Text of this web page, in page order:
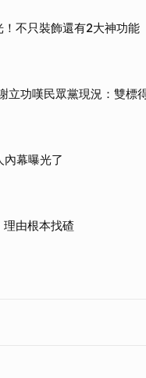
不只裝飾還有2大神功能
立功嘆民眾黨現況：雙標
幕曝光了
由根本找碴